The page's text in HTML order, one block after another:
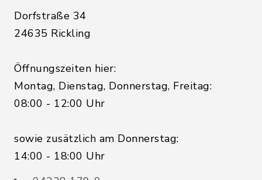
Dorfstraße 34
24635 Rickling
Öffnungszeiten hier:
Montag, Dienstag, Donnerstag, Freitag:
08:00 - 12:00 Uhr
sowie zusätzlich am Donnerstag:
14:00 - 18:00 Uhr